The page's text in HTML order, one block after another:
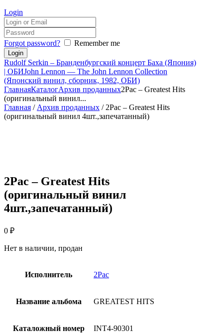
Login
Forgot password? Remember me
Rudolf Serkin – Бранденбургский концерт Баха (Япония)
| ОБИJohn Lennon — The John Lennon Collection
(Японский винил, сборник, 1982, ОБИ)
ГлавнаяКаталогАрхив проданных2Pac – Greatest Hits
(оригинальный винил...
Главная / Архив проданных / 2Pac – Greatest Hits
(оригинальный винил 4шт.,запечатанный)
2Pac – Greatest Hits
(оригинальный винил
4шт.,запечатанный)
0 ₽
Нет в наличии, продан
Исполнитель 2Pac
Название альбома GREATEST HITS
Каталожный номер INT4-90301